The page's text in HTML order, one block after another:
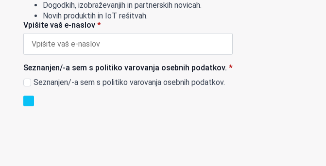
Dogodkih, izobraževanjih in partnerskih novicah.
Novih produktih in IoT rešitvah.
Vpišite vaš e-naslov *
Seznanjen/-a sem s politiko varovanja osebnih podatkov. *
Seznanjen/-a sem s politiko varovanja osebnih podatkov.